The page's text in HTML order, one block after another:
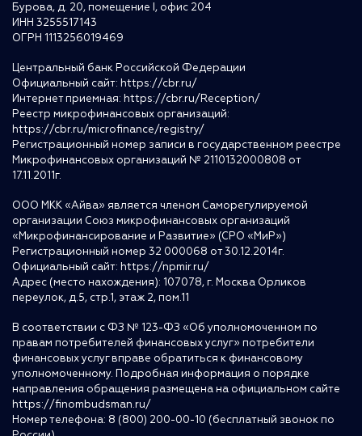
Бурова, д. 20, помещение I, офис 204
ИНН 3255517143
ОГРН 1113256019469
Центральный банк Российской Федерации
Официальный сайт: https://cbr.ru/
Интернет приемная: https://cbr.ru/Reception/
Реестр микрофинансовых организаций:
https://cbr.ru/microfinance/registry/
Регистрационный номер записи в государственном реестре
Микрофинансовых организаций № 2110132000808 от
17.11.2011г.
ООО МКК «Айва» является членом Саморегулируемой
организации Союз микрофинансовых организаций
«Микрофинансирование и Развитие» (СРО «МиР»)
Регистрационный номер 32 000068 от 30.12.2014г.
Официальный сайт: https://npmir.ru/
Адрес (место нахождения): 107078, г. Москва Орликов
переулок, д.5, стр.1, этаж 2, пом.11
В соответствии с ФЗ № 123-ФЗ «Об уполномоченном по
правам потребителей финансовых услуг» потребители
финансовых услуг вправе обратиться к финансовому
уполномоченному. Подробная информация о порядке
направления обращения размещена на официальном сайте
https://finombudsman.ru/
Номер телефона: 8 (800) 200-00-10 (бесплатный звонок по